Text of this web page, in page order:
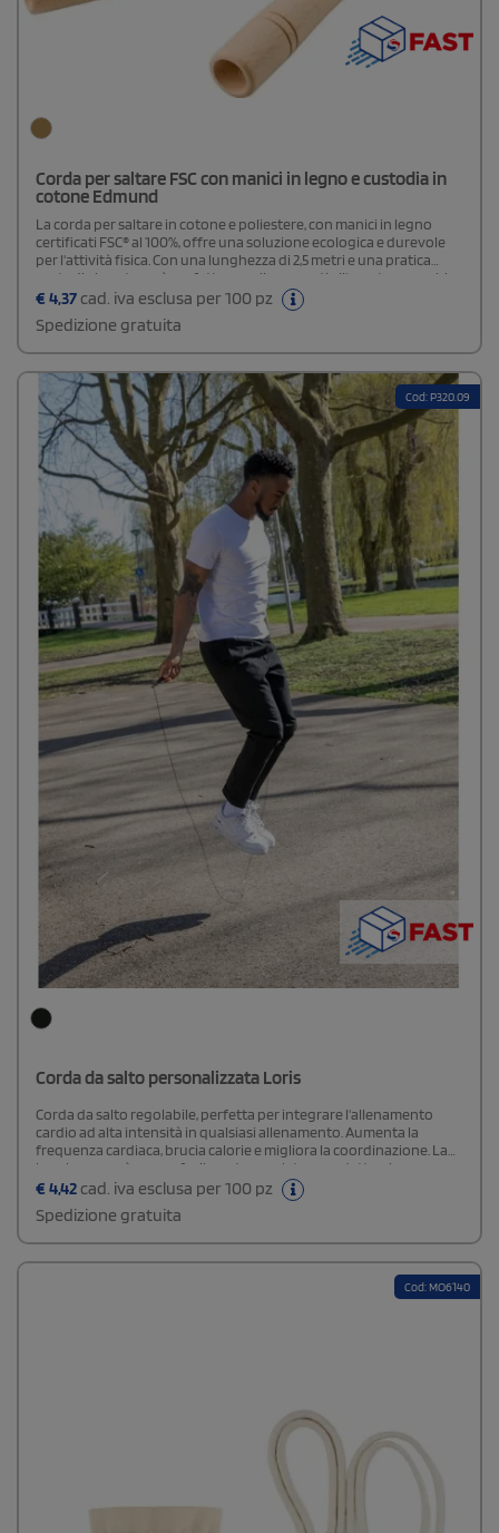
Corda per saltare FSC con manici in legno e custodia in
cotone Edmund
La corda per saltare in cotone e poliestere, con manici in legno
certificati FSC® al 100%, offre una soluzione ecologica e durevole
per l'attività fisica. Con una lunghezza di 2,5 metri e una pratica
custodia in cotone, è perfetta per allenamenti all'aperto e per chi
cerca un prodotto sostenibile.
€ 4,37 cad. iva esclusa per 100 pz
Spedizione gratuita
Cod: P320.09
Corda da salto personalizzata Loris
Corda da salto regolabile, perfetta per integrare l'allenamento
cardio ad alta intensità in qualsiasi allenamento. Aumenta la
frequenza cardiaca, brucia calorie e migliora la coordinazione. La
lunghezza può essere facilmente regolata per adattarsi a
chiunque. È realizzata in plastica super leggera (PP) con
un'impugnatura comoda. Viene fornita in una comoda custodia
per facilitare il trasporto.
€ 4,42 cad. iva esclusa per 100 pz
Spedizione gratuita
Cod: MO6140